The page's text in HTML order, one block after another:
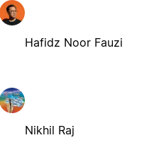
Hafidz Noor Fauzi
Nikhil Raj